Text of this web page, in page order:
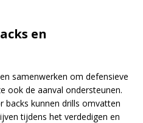
en
samenwerken om defensieve
ook de aanval ondersteunen.
backs kunnen drills omvatten
tijdens het verdedigen en